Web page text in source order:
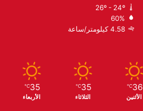
26º - 24º
60%
4.58 كيلومتر/ساعة
36
℃
الأثنين
35
℃
الثلاثاء
35
℃
الأربعاء